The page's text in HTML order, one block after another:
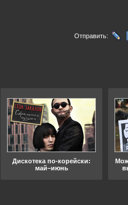
Отправить:
Дискотека по-корейски:
май–июнь